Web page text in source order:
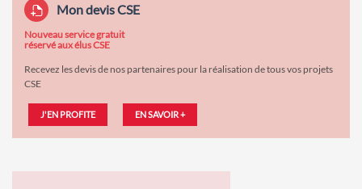
Mon devis CSE
Nouveau service gratuit
réservé aux élus CSE
Recevez les devis de nos partenaires pour la réalisation de tous vos projets
CSE
J'EN PROFITE EN SAVOIR +